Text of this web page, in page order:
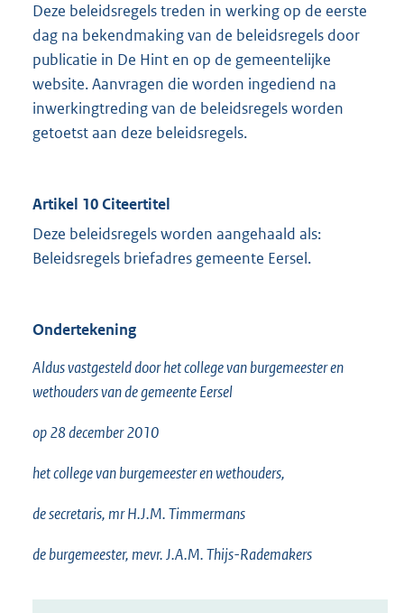
Deze beleidsregels treden in werking op de eerste
dag na bekendmaking van de beleidsregels door
publicatie in De Hint en op de gemeentelijke
website. Aanvragen die worden ingediend na
inwerkingtreding van de beleidsregels worden
getoetst aan deze beleidsregels.
Artikel 10 Citeertitel
Deze beleidsregels worden aangehaald als:
Beleidsregels briefadres gemeente Eersel.
Ondertekening
Aldus vastgesteld door het college van burgemeester en
wethouders van de gemeente Eersel
op 28 december 2010
het college van burgemeester en wethouders,
de secretaris, mr H.J.M. Timmermans
de burgemeester, mevr. J.A.M. Thijs-Rademakers